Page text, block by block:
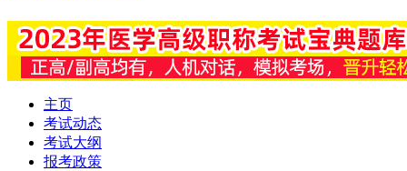
主页
考试动态
考试大纲
报考政策